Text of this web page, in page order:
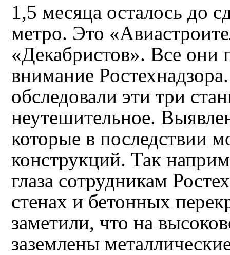
1,5 месяца осталось до
метро. Это
«Декабристов». Все они
внимание
обследовали эти три
неутешительное.
которые в последствии
конструкций. Так
глаза сотрудникам
стенах и бетонных
заметили, что на
заземлены